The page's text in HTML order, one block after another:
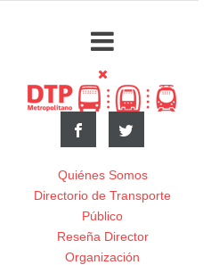
Quiénes Somos
Directorio de Transporte
Público
Reseña Director
Organización